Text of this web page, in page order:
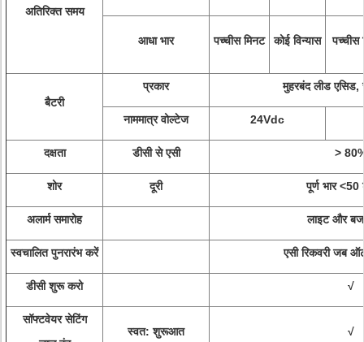
अतिरिक्त समय
आधा भार पच्चीस मिनट कोई विन्यास पच्चीस
बैटरी
प्रकार मुहरबंद लीड
नाममात्र वोल्टेज 24Vdc
दक्षता डीसी से एसी >
शोर दूरी पूर्ण भार <50
अलार्म समारोह लाइट और
स्वचालित पुनरारंभ करें एसी रिकवरी जब
डीसी शुरू करो √
सॉफ्टवेयर सेटिंग
स्वत: शुरूआत √